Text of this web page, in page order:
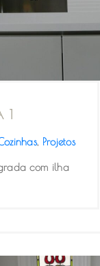
1
, Projetos
com ilha